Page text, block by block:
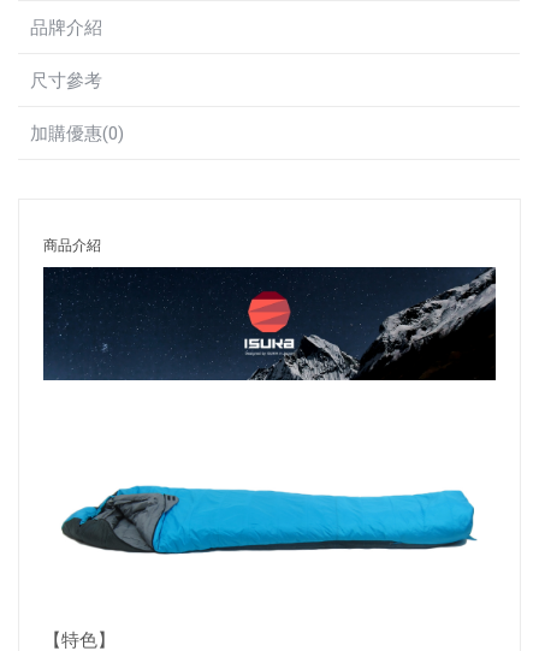
品牌介紹
尺寸參考
加購優惠(0)
商品介紹
【特色】